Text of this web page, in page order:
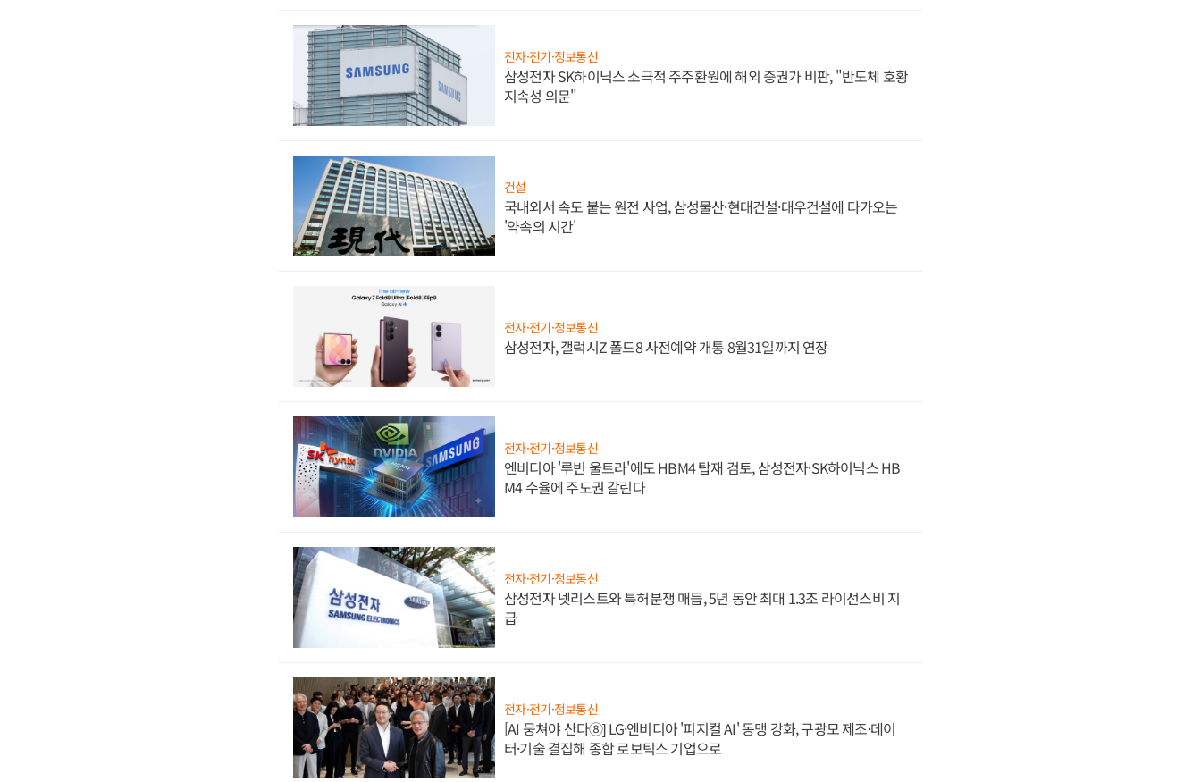
전자·전기·정보통신
삼성전자 SK하이닉스 소극적 주주환원에 해외 증권가 비판, "반도체 호황
지속성 의문"
건설
국내외서 속도 붙는 원전 사업, 삼성물산·현대건설·대우건설에 다가오는
'약속의 시간'
전자·전기·정보통신
삼성전자, 갤럭시Z 폴드8 사전예약 개통 8월31일까지 연장
전자·전기·정보통신
엔비디아 '루빈 울트라'에도 HBM4 탑재 검토, 삼성전자·SK하이닉스 HB
M4 수율에 주도권 갈린다
전자·전기·정보통신
삼성전자 넷리스트와 특허분쟁 매듭, 5년 동안 최대 1.3조 라이선스비 지
급
전자·전기·정보통신
[AI 뭉쳐야 산다⑧] LG·엔비디아 '피지컬 AI' 동맹 강화, 구광모 제조·데이
터·기술 결집해 종합 로보틱스 기업으로